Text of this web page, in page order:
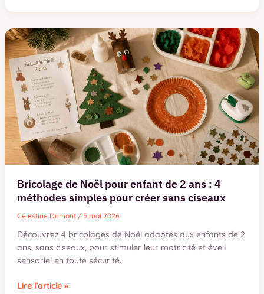
palette
:
règles
de
sécurité
et
4
étapes
pour
un
résultat
professionnel
Bricolage de Noël pour enfant de 2 ans : 4
méthodes simples pour créer sans ciseaux
Célestine Dumont / 5 mai 2026
Découvrez 4 bricolages de Noël adaptés aux enfants de 2
ans, sans ciseaux, pour stimuler leur motricité et éveil
sensoriel en toute sécurité.
Bricolage
Lire l’article »